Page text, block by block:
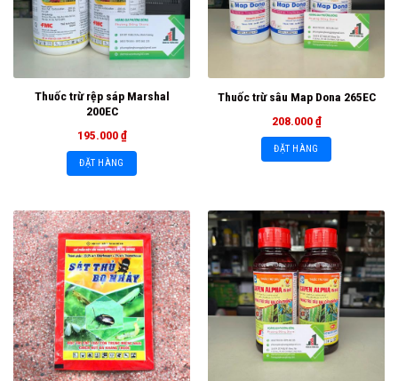
Thuốc trừ rệp sáp Marshal
200EC
195.000₫
ĐẶT HÀNG
Thuốc trừ sâu Map Dona 265EC
208.000₫
ĐẶT HÀNG